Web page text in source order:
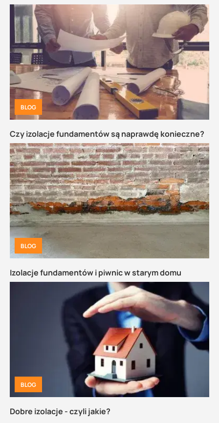
BLOG
Czy izolacje fundamentów są naprawdę konieczne?
BLOG
Izolacje fundamentów i piwnic w starym domu
BLOG
Dobre izolacje - czyli jakie?